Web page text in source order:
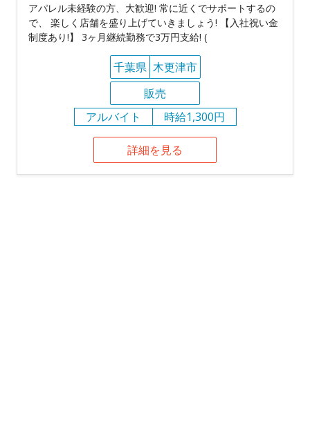
アパレル未経験の方、大歓迎! 常に近くでサポートするの
で、 楽しく店舗を盛り上げていきましょう! 【入社祝い金
制度あり!】 3ヶ月継続勤務で3万円支給! (
千葉県 木更津市
販売
アルバイト
時給1,300円
詳細を見る